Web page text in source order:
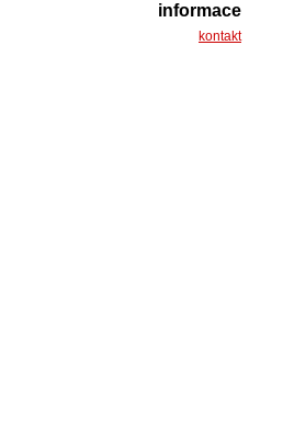
informace
kontakt